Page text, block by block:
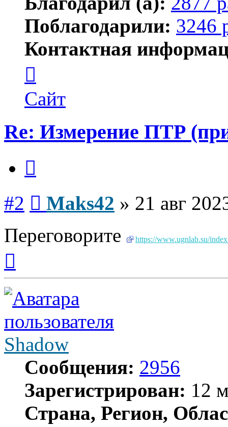
Поблагодарили: 3246
Контактная
пользователя
Maks42
Сайт
Re: Измерение ПТР
#2 Maks42 » 21 авг
Переговорите
https://www.ugnlab.su/
началу
Shadow
Сообщения: 2956
Зарегистрирован: 12
Страна, Регион,